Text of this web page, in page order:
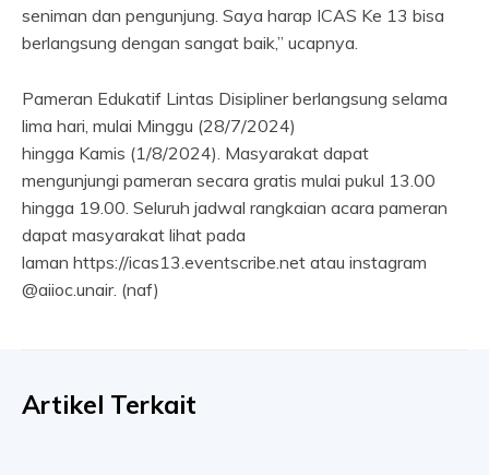
seniman dan pengunjung. Saya harap ICAS Ke 13 bisa
berlangsung dengan sangat baik,” ucapnya.
Pameran Edukatif Lintas Disipliner berlangsung selama
lima hari, mulai Minggu (28/7/2024)
hingga Kamis (1/8/2024). Masyarakat dapat
mengunjungi pameran secara gratis mulai pukul 13.00
hingga 19.00. Seluruh jadwal rangkaian acara pameran
dapat masyarakat lihat pada
laman https://icas13.eventscribe.net atau instagram
@aiioc.unair. (naf)
Artikel Terkait